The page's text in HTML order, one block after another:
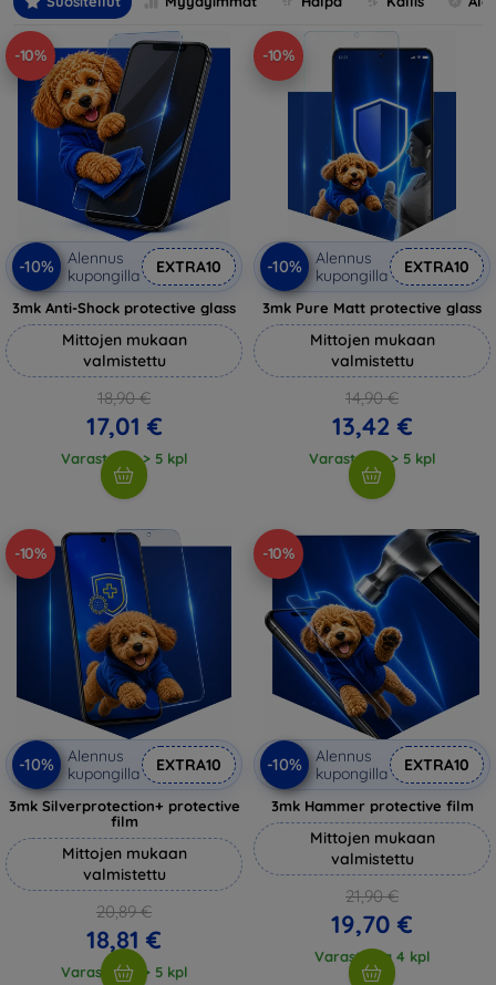
-10%
-10%
Alennus
kupongilla
EXTRA10
3mk Anti-Shock protective glass
Mittojen mukaan
valmistettu
18,90 €
17,01 €
Varastossa > 5 kpl
-10%
-10%
Alennus
kupongilla
EXTRA10
3mk Pure Matt protective glass
Mittojen mukaan
valmistettu
14,90 €
13,42 €
Varastossa > 5 kpl
-10%
-10%
Alennus
kupongilla
EXTRA10
3mk Silverprotection+ protective
film
Mittojen mukaan
valmistettu
20,89 €
18,81 €
Varastossa > 5 kpl
-10%
-10%
Alennus
kupongilla
EXTRA10
3mk Hammer protective film
Mittojen mukaan
valmistettu
21,90 €
19,70 €
Varastossa 4 kpl